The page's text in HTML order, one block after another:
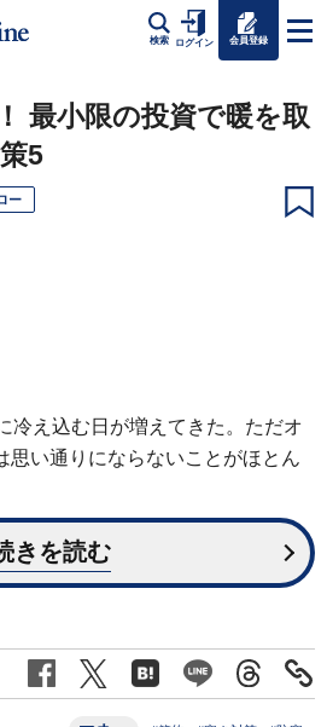
検索 ログイン 会員登録
最小限の投資で暖を取
5
ー
冷え込む日が増えてきた。ただオ
思い通りにならないことがほとん
きを読む